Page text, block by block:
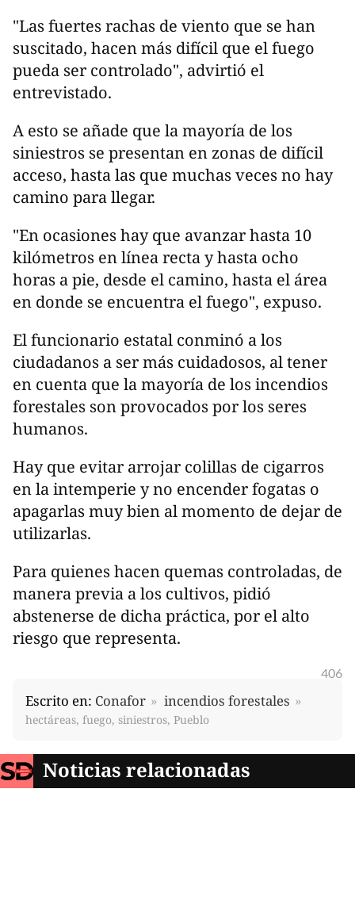
"Las fuertes rachas de viento que se han
suscitado, hacen más difícil que el fuego
pueda ser controlado", advirtió el
entrevistado.
A esto se añade que la mayoría de los
siniestros se presentan en zonas de difícil
acceso, hasta las que muchas veces no hay
camino para llegar.
"En ocasiones hay que avanzar hasta 10
kilómetros en línea recta y hasta ocho
horas a pie, desde el camino, hasta el área
en donde se encuentra el fuego", expuso.
El funcionario estatal conminó a los
ciudadanos a ser más cuidadosos, al tener
en cuenta que la mayoría de los incendios
forestales son provocados por los seres
humanos.
Hay que evitar arrojar colillas de cigarros
en la intemperie y no encender fogatas o
apagarlas muy bien al momento de dejar de
utilizarlas.
Para quienes hacen quemas controladas, de
manera previa a los cultivos, pidió
abstenerse de dicha práctica, por el alto
riesgo que representa.
406
Escrito en: Conafor incendios forestales
hectáreas, fuego, siniestros, Pueblo
Noticias relacionadas